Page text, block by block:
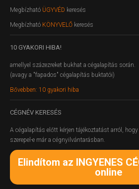
Megbízható ÜGYVÉD keresés
Megbízható KÖNYVELŐ keresés
10 GYAKORI HIBA!
amellyel százezreket bukhat a cégalapítás során.
(avagy a "fapados" cégalapítás buktatói)
Bővebben: 10 gyakori hiba
CÉGNÉV KERESÉS
A cégalapítás előtt kérjen tájékoztatást arról, hogy
szerepel-e már a cégnyilvántarásban.
Elindítom az INGYENES
online